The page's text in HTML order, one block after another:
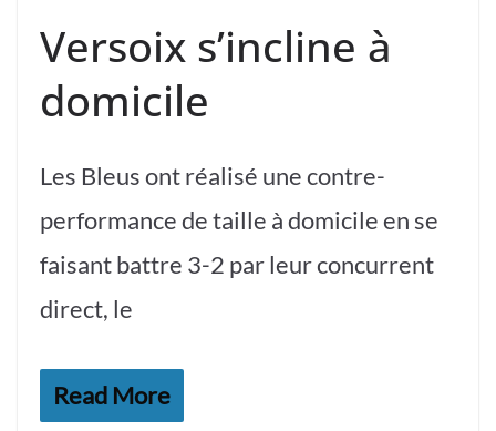
Versoix s’incline à
domicile
Les Bleus ont réalisé une contre-
performance de taille à domicile en se
faisant battre 3-2 par leur concurrent
direct, le
Read More